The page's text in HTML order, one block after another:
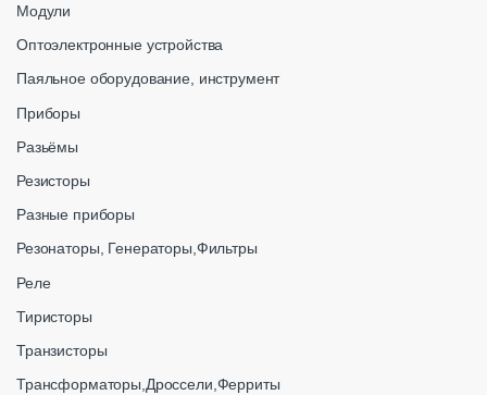
Модули
Оптоэлектронные устройства
Паяльное оборудование, инструмент
Приборы
Разьёмы
Резисторы
Разные приборы
Резонаторы, Генераторы,Фильтры
Реле
Тиристоры
Транзисторы
Трансформаторы,Дроссели,Ферриты